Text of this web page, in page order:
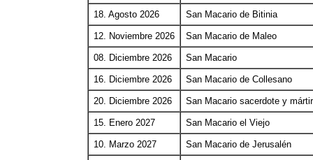
18. Agosto 2026 San Macario de Bitinia
12. Noviembre 2026 San Macario de Maleo
08. Diciembre 2026 San Macario
16. Diciembre 2026 San Macario de Collesano
20. Diciembre 2026 San Macario sacerdote y mártir
15. Enero 2027 San Macario el Viejo
10. Marzo 2027 San Macario de Jerusalén